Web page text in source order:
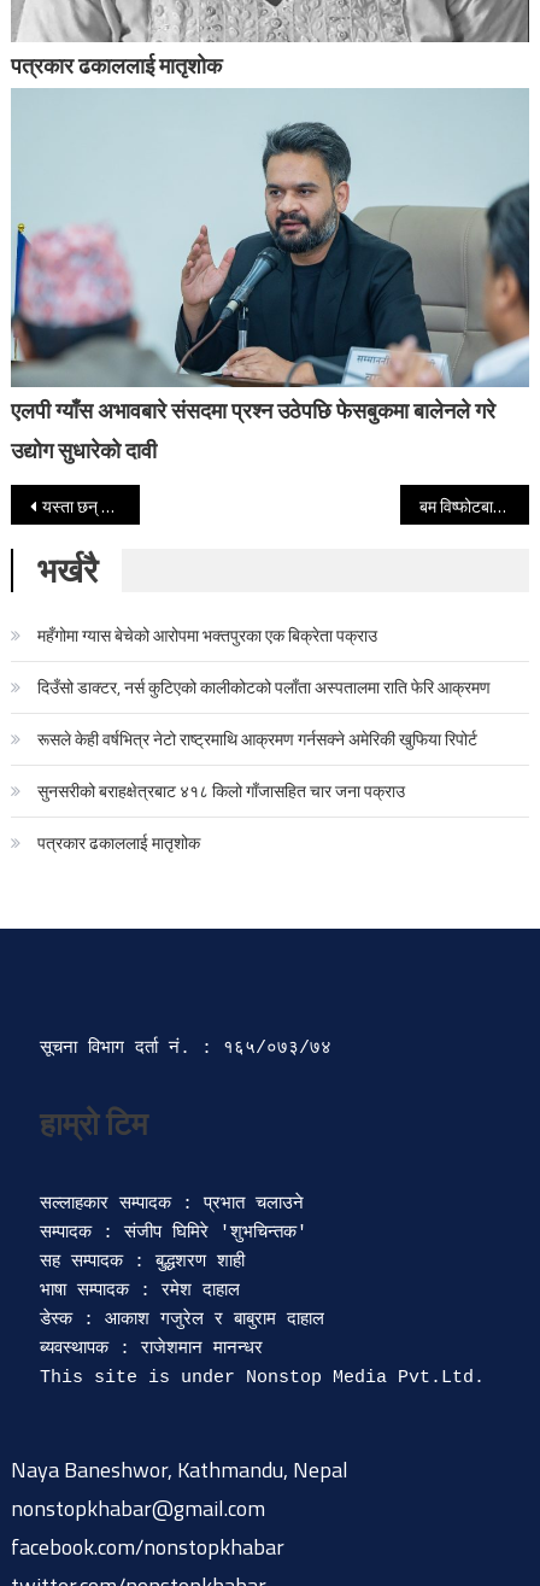
पत्रकार ढकाललाई मातृशोक
एलपी ग्याँस अभावबारे संसदमा प्रश्न उठेपछि फेसबुकमा बालेनले गरे
उद्योग सुधारेको दावी
Post navigation
यस्ता छन् हनुमान ढोका क्षेत्रका जीवन्त संग्रहालय बम विष्फोटबाट आठ जना घाइते, कालि
भर्खरै
महँगोमा ग्यास बेचेको आरोपमा भक्तपुरका एक बिक्रेता पक्राउ
दिउँसो डाक्टर, नर्स कुटिएको कालीकोटको पलाँता अस्पतालमा राति फेरि आक्रमण
रूसले केही वर्षभित्र नेटो राष्ट्रमाथि आक्रमण गर्नसक्ने अमेरिकी खुफिया रिपोर्ट
सुनसरीको बराहक्षेत्रबाट ४१८ किलो गाँजासहित चार जना पक्राउ
पत्रकार ढकाललाई मातृशोक
सूचना विभाग दर्ता‍ नं. : १६५/०७३/७४
हाम्रो टिम
सल्लाहकार सम्पादक : प्रभात चलाउने
सम्पादक : संजीप घिमिरे 'शुभचिन्तक'
सह सम्पादक : बुद्धशरण शाही
भाषा सम्पादक : रमेश दाहाल
डेस्क : आकाश गजुरेल र बाबुराम दाहाल
ब्यवस्थापक : राजेशमान मानन्धर
Naya Baneshwor, Kathmandu, Nepal
nonstopkhabar@gmail.com
facebook.com/nonstopkhabar